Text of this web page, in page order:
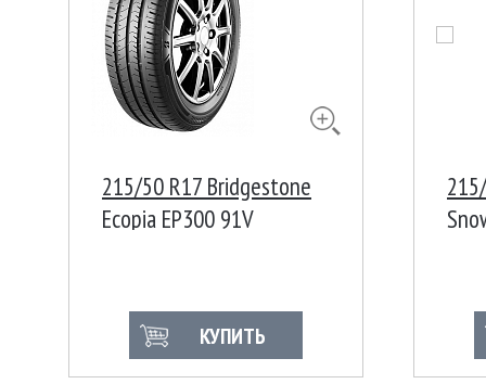
215/50 R17 Bridgestone
Ecopia EP300 91V
КУПИТЬ